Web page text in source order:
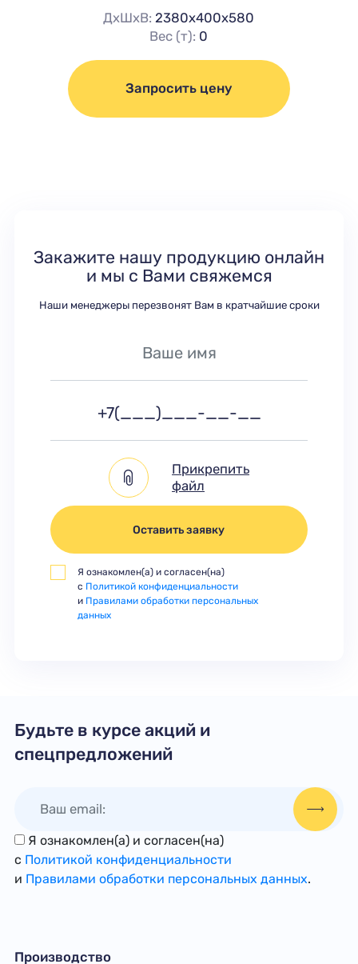
ДхШхВ:2380х400х580
Вес (т): 0
Запросить цену
Закажите нашу продукцию онлайн
и мы с Вами свяжемся
Наши менеджеры перезвонят Вам в кратчайшие сроки
Прикрепить
файл
Оставить заявку
Я ознакомлен(а) и согласен(на)
с Политикой конфиденциальности
и Правилами обработки персональных
данных
Будьте в курсе акций и
спецпредложений
Я ознакомлен(а) и согласен(на)
с Политикой конфиденциальности
и Правилами обработки персональных данных.
Производство